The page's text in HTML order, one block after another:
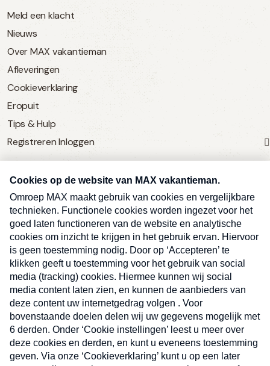
Meld een klacht
Nieuws
Over MAX vakantieman
Afleveringen
Cookieverklaring
Eropuit
Tips & Hulp
Registreren Inloggen
SERVICE
Over Omroep MAX
MAX Vandaag
MAX Meldpunt
Pers
Contact
Algemene voorwaarden
Privacyverklaring
Kwetsbaarheid melden
RegistrerenInloggen
Ben je benieuwd naar meer
vakantienieuws- en tips?
E-
Inschrijven